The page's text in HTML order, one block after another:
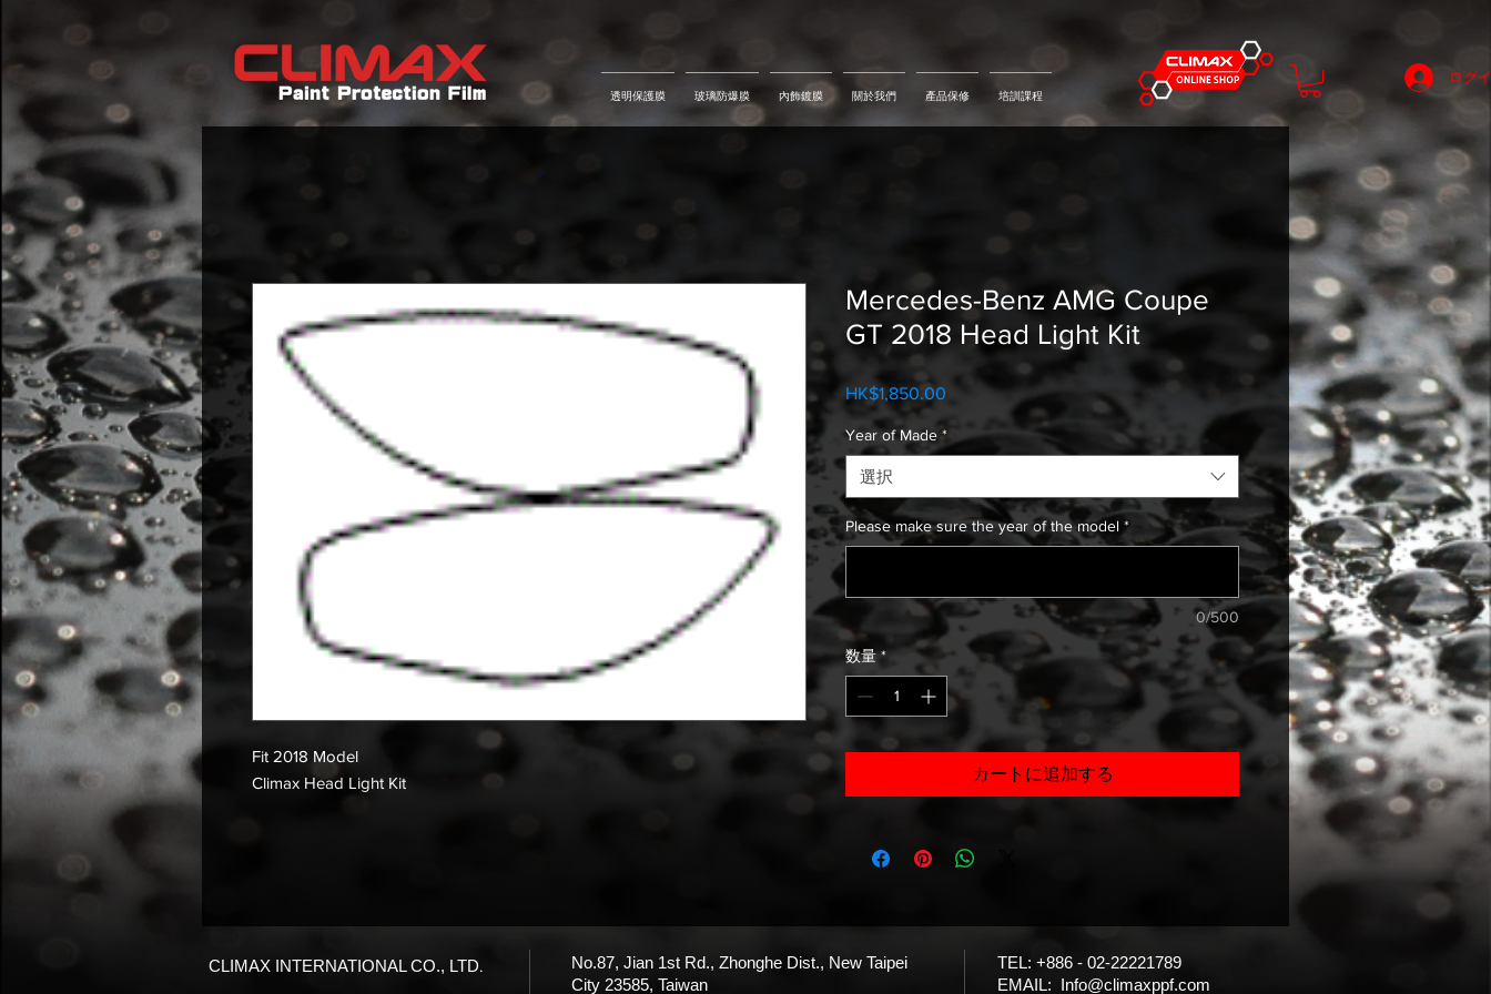
透明保護膜 玻璃防爆膜 內飾鍍膜 關於我們 產品保修 培訓課程
ログ
Fit 2018 Model
Climax Head Light Kit
Mercedes-Benz AMG Coupe
GT 2018 Head Light Kit
HK$1,850.00
格
Year of Made *
選択
Please make sure the year of the model *
0/500
数量 *
カートに追加する
CLIMAX INTERNATIONAL CO., LTD.
No.87, Jian 1st Rd., Zhonghe Dist., New Taipei
City 23585, Taiwan
TEL: +886 - 02-22221789
EMAIL: Info@climaxppf.com